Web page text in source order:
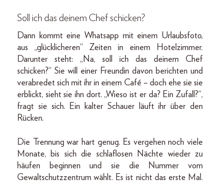
Soll ich das deinem Chef schicken?
Dann kommt eine Whatsapp mit einem Urlaubsfoto,
aus „glücklicheren“ Zeiten in einem Hotelzimmer.
Darunter steht: „Na, soll ich das deinem Chef
schicken?“ Sie will einer Freundin davon berichten und
verabredet sich mit ihr in einem Café – doch ehe sie sie
erblickt, sieht sie ihn dort. „Wieso ist er da? Ein Zufall?“,
fragt sie sich. Ein kalter Schauer läuft ihr über den
Rücken.
Die Trennung war hart genug. Es vergehen noch viele
Monate, bis sich die schlaflosen Nächte wieder zu
häufen beginnen und sie die Nummer vom
Gewaltschutzzentrum wählt. Es ist nicht das erste Mal.